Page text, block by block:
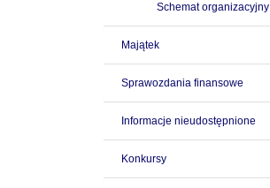
Schemat organizacyjny
Majątek
Sprawozdania finansowe
Informacje nieudostępnione
Konkursy